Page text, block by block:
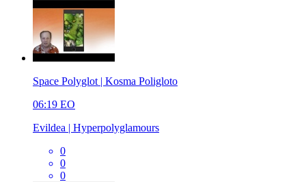
Space Polyglot | Kosma Poligloto
06:19 EO
Evildea | Hyperpolyglamours
0
0
0